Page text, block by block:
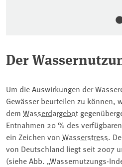
Der
Um die Auswirkungen der
Gewässer beurteilen zu können,
dem Wasserdargebot
Entnahmen 20 % des
ein Zeichen von Wasserstress.
von Deutschland liegt seit 2007
(siehe Abb. „Wassernutzungs-